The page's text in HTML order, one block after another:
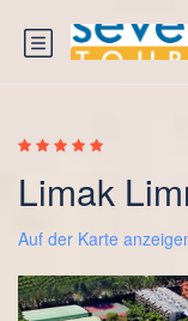
Limak
Auf der Karte